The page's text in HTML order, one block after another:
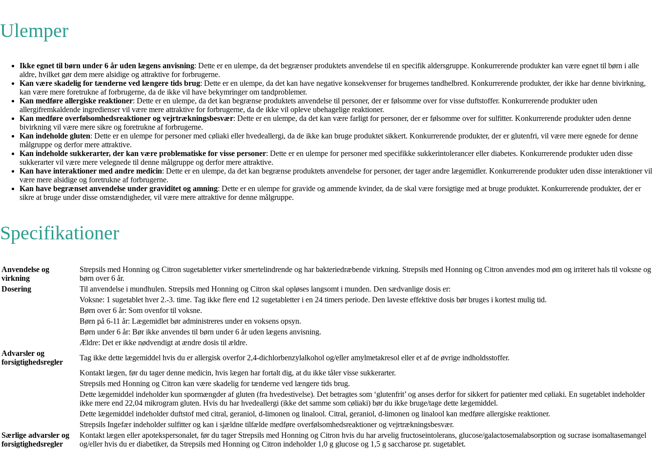
Ulemper
Ikke egnet til børn under 6 år uden lægens anvisning: Dette er en ulempe, da det begrænser produktets anvendelse til en specifik aldersgruppe. Konkurrerende produkter kan være egnet til børn i alle
aldre, hvilket gør dem mere alsidige og attraktive for forbrugerne.
Kan være skadelig for tænderne ved længere tids brug: Dette er en ulempe, da det kan have negative konsekvenser for brugernes tandhelbred. Konkurrerende produkter, der ikke har denne bivirkning,
kan være mere foretrukne af forbrugerne, da de ikke vil have bekymringer om tandproblemer.
Kan medføre allergiske reaktioner: Dette er en ulempe, da det kan begrænse produktets anvendelse til personer, der er følsomme over for visse duftstoffer. Konkurrerende produkter uden
allergifremkaldende ingredienser vil være mere attraktive for forbrugerne, da de ikke vil opleve ubehagelige reaktioner.
Kan medføre overfølsomhedsreaktioner og vejrtrækningsbesvær: Dette er en ulempe, da det kan være farligt for personer, der er følsomme over for sulfitter. Konkurrerende produkter uden denne
bivirkning vil være mere sikre og foretrukne af forbrugerne.
Kan indeholde gluten: Dette er en ulempe for personer med cøliaki eller hvedeallergi, da de ikke kan bruge produktet sikkert. Konkurrerende produkter, der er glutenfri, vil være mere egnede for denne
målgruppe og derfor mere attraktive.
Kan indeholde sukkerarter, der kan være problematiske for visse personer: Dette er en ulempe for personer med specifikke sukkerintolerancer eller diabetes. Konkurrerende produkter uden disse
sukkerarter vil være mere velegnede til denne målgruppe og derfor mere attraktive.
Kan have interaktioner med andre medicin: Dette er en ulempe, da det kan begrænse produktets anvendelse for personer, der tager andre lægemidler. Konkurrerende produkter uden disse interaktioner vil
være mere alsidige og foretrukne af forbrugerne.
Kan have begrænset anvendelse under graviditet og amning: Dette er en ulempe for gravide og ammende kvinder, da de skal være forsigtige med at bruge produktet. Konkurrerende produkter, der er
sikre at bruge under disse omstændigheder, vil være mere attraktive for denne målgruppe.
Specifikationer
Anvendelse og
virkning
Strepsils med Honning og Citron sugetabletter virker smertelindrende og har bakteriedræbende virkning. Strepsils med Honning og Citron anvendes mod øm og irriteret hals til voksne og
børn over 6 år.
Dosering
Til anvendelse i mundhulen. Strepsils med Honning og Citron skal opløses langsomt i munden. Den sædvanlige dosis er:
Voksne: 1 sugetablet hver 2.-3. time. Tag ikke flere end 12 sugetabletter i en 24 timers periode. Den laveste effektive dosis bør bruges i kortest mulig tid.
Børn over 6 år: Som ovenfor til voksne.
Børn på 6-11 år: Lægemidlet bør administreres under en voksens opsyn.
Børn under 6 år: Bør ikke anvendes til børn under 6 år uden lægens anvisning.
Ældre: Det er ikke nødvendigt at ændre dosis til ældre.
Advarsler og
forsigtighedsregler
Tag ikke dette lægemiddel hvis du er allergisk overfor 2,4-dichlorbenzylalkohol og/eller amylmetakresol eller et af de øvrige indholdsstoffer.
Kontakt lægen, før du tager denne medicin, hvis lægen har fortalt dig, at du ikke tåler visse sukkerarter.
Strepsils med Honning og Citron kan være skadelig for tænderne ved længere tids brug.
Dette lægemiddel indeholder kun spormængder af gluten (fra hvedestivelse). Det betragtes som ‘glutenfrit’ og anses derfor for sikkert for patienter med cøliaki. En sugetablet indeholder
ikke mere end 22,04 mikrogram gluten. Hvis du har hvedeallergi (ikke det samme som cøliaki) bør du ikke bruge/tage dette lægemiddel.
Dette lægemiddel indeholder duftstof med citral, geraniol, d-limonen og linalool. Citral, geraniol, d‑limonen og linalool kan medføre allergiske reaktioner.
Strepsils Ingefær indeholder sulfitter og kan i sjældne tilfælde medføre overfølsomhedsreaktioner og vejrtrækningsbesvær.
Særlige advarsler og
forsigtighedsregler
Kontakt lægen eller apotekspersonalet, før du tager Strepsils med Honning og Citron hvis du har arvelig fructoseintolerans, glucose/galactosemalabsorption og sucrase isomaltasemangel
og/eller hvis du er diabetiker, da Strepsils med Honning og Citron indeholder 1,0 g glucose og 1,5 g saccharose pr. sugetablet.